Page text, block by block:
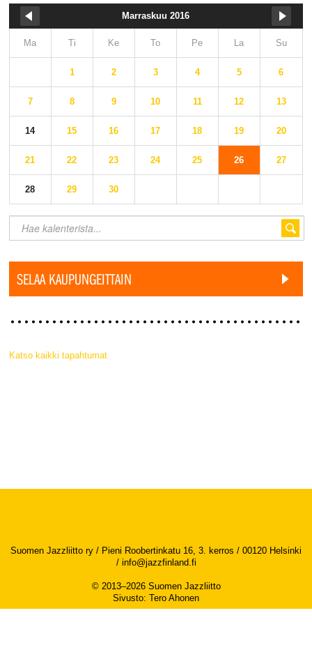
Marraskuu 2016
Ma Ti Ke To Pe La Su
1 2 3 4 5 6
7 8 9 10 11 12 13
14 15 16 17 18 19 20
21 22 23 24 25 26 27
28 29 30
SELAA KAUPUNGEITTAIN
Katso kaikki tapahtumat
Suomen Jazzliitto ry / Pieni Roobertinkatu 16, 3. kerros / 00120 Helsinki
/ info@jazzfinland.fi
© 2013–2026 Suomen Jazzliitto
Sivusto: Tero Ahonen